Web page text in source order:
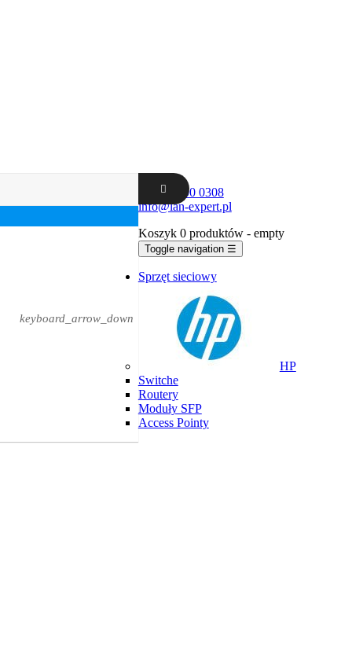
keyboard_arrow_down
+48 62 300 0308
info@lan-expert.pl
Koszyk 0 produktów - empty
Toggle navigation ☰
Sprzęt sieciowy
HP
Switche
Routery
Moduły SFP
Access Pointy